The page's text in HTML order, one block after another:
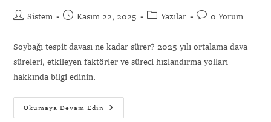
Sistem Kasım 22, 2025 Yazılar 0 Yorum
Soybağı tespit davası ne kadar sürer? 2025 yılı ortalama dava
süreleri, etkileyen faktörler ve süreci hızlandırma yolları
hakkında bilgi edinin.
Okumaya Devam Edin